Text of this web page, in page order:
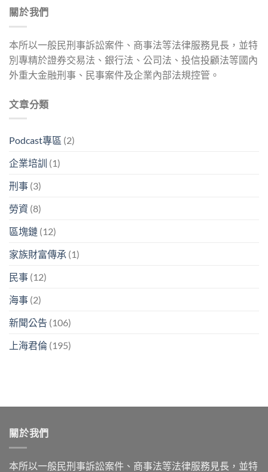
關於我們
本所以一般民刑事訴訟案件、商事法等法律服務見長，並特
別專精於證券交易法、銀行法、公司法、投信投顧法等國內
外重大金融刑事、民事案件及企業內部法規控管。
文章分類
Podcast專區 (2)
企業培訓 (1)
刑事 (3)
勞資 (8)
區塊鏈 (12)
家族財富傳承 (1)
民事 (12)
海事 (2)
新聞公告 (106)
上海君倫 (195)
關於我們
本所以一般民刑事訴訟案件、商事法等法律服務見長，並特